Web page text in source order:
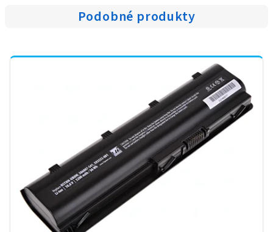
Podobné produkty